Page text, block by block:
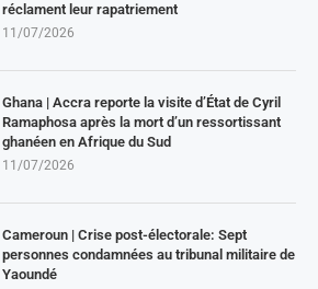
réclament leur rapatriement
11/07/2026
Ghana | Accra reporte la visite d’État de Cyril
Ramaphosa après la mort d’un ressortissant
ghanéen en Afrique du Sud
11/07/2026
Cameroun | Crise post-électorale: Sept
personnes condamnées au tribunal militaire de
Yaoundé